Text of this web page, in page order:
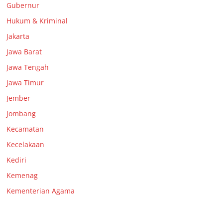
Gubernur
Hukum & Kriminal
Jakarta
Jawa Barat
Jawa Tengah
Jawa Timur
Jember
Jombang
Kecamatan
Kecelakaan
Kediri
Kemenag
Kementerian Agama